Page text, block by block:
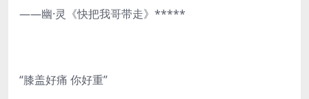
——幽·灵《快把我哥带走》*****
“膝盖好痛 你好重”